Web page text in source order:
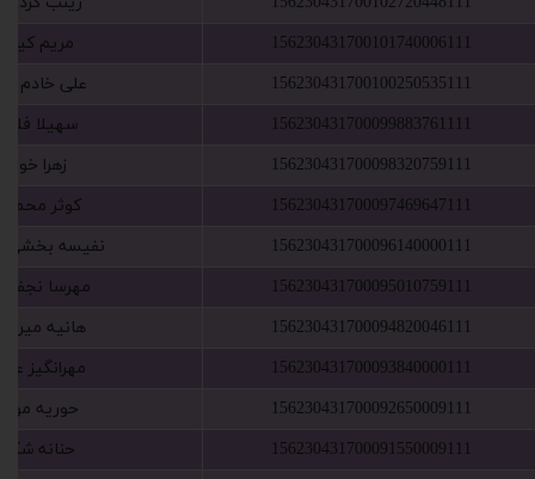
156230431700101740006111
‫مریم
156230431700100250535111
‫علی خادم
156230431700099883761111
‫سهیلا
156230431700098320759111
‫زهرا خورند‬‏
156230431700097469647111
‫کوثر
156230431700096140000111
‫نفیسه بخشی
156230431700095010759111
‫مهرسا نجفی
156230431700094820046111
‫هانیه
156230431700093840000111
‫مهرانگیز
156230431700092650009111
‫حوریه
156230431700091550009111
‫حنانه